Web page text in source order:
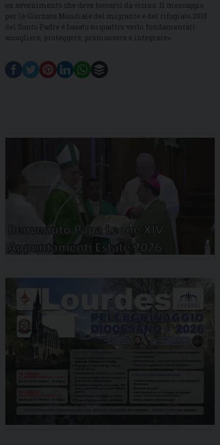
un avvenimento che deve toccarci da vicino. Il messaggio
per la Giornata Mondiale del migrante e del rifugiato 2018
del Santo Padre è basato su quattro verbi fondamentali:
accogliere, proteggere, promuovere e integrare».